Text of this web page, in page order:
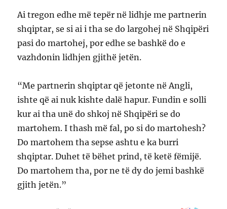
Ai tregon edhe më tepër në lidhje me partnerin
shqiptar, se si ai i tha se do largohej në Shqipëri
pasi do martohej, por edhe se bashkë do e
vazhdonin lidhjen gjithë jetën.
“Me partnerin shqiptar që jetonte në Angli,
ishte që ai nuk kishte dalë hapur. Fundin e solli
kur ai tha unë do shkoj në Shqipëri se do
martohem. I thash më fal, po si do martohesh?
Do martohem tha sepse ashtu e ka burri
shqiptar. Duhet të bëhet prind, të ketë fëmijë.
Do martohem tha, por ne të dy do jemi bashkë
gjith jetën.”